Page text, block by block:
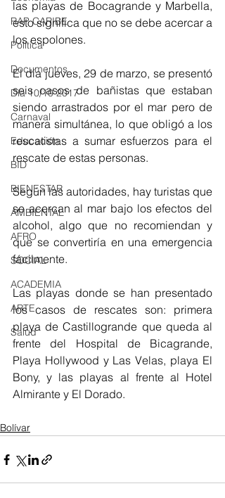
RAP CARIBE
Política
Documentos
Día 10/10 2017
Carnaval
Educación
BID
BIENESTAR
AMBIENTAL
AFRO
SOCIAL
ACADEMIA
ARTE
Salud
las playas de Bocagrande y Marbella,
esto significa que no se debe acercar a
los espolones.
El día jueves, 29 de marzo, se presentó
seis casos de bañistas que estaban
siendo arrastrados por el mar pero de
manera simultánea, lo que obligó a los
rescatistas a sumar esfuerzos para el
rescate de estas personas.
Según las autoridades, hay turistas que
se acercan al mar bajo los efectos del
alcohol, algo que no recomiendan y
que se convertiría en una emergencia
fácilmente.
Las playas donde se han presentado
los casos de rescates son: primera
playa de Castillogrande que queda al
frente del Hospital de Bicagrande,
Playa Hollywood y Las Velas, playa El
Bony, y las playas al frente al Hotel
Almirante y El Dorado.
Bolívar